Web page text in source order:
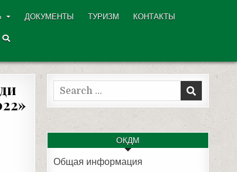
ДОКУМЕНТЫ ТУРИЗМ КОНТАКТЫ
Search
for:
ОКДМ
Общая информация